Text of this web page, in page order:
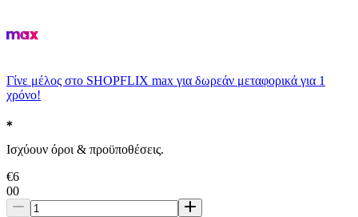
Γίνε μέλος στο SHOPFLIX max για δωρεάν μεταφορικά για 1
χρόνο!
Ισχύουν όροι & προϋποθέσεις.
€6
00